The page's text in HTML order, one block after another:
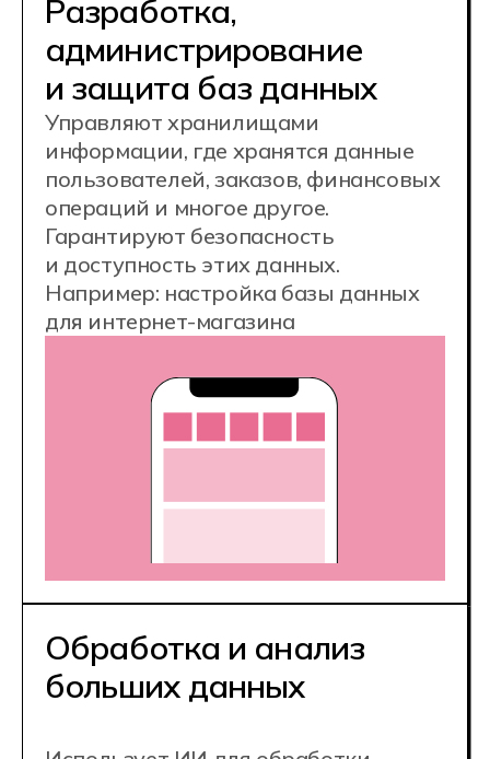
и анализа больших объемов
информации, необходимых для
принятия управленческих решений.
Например, анализ покупательского
поведения в онлайн-магазине
Востребованная IT-
профессия